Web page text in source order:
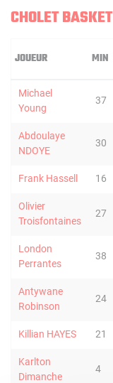
CHOLET BASKET
JOUEUR MIN
Michael
Young
37
Abdoulaye
NDOYE
30
Frank Hassell 16
Olivier
Troisfontaines
27
London
Perrantes
38
Antywane
Robinson
24
Killian HAYES 21
Karlton
Dimanche
4